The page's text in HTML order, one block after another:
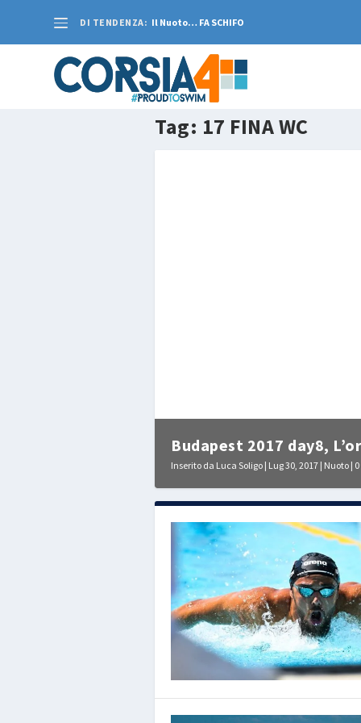
DI TENDENZA: Il Nuoto… FA SCHIFO
Tag: 17 FINA WC
Budapest 2017 day8,
Inserito da Luca Soligo | Lug 30, 2017 | Nuoto | 0